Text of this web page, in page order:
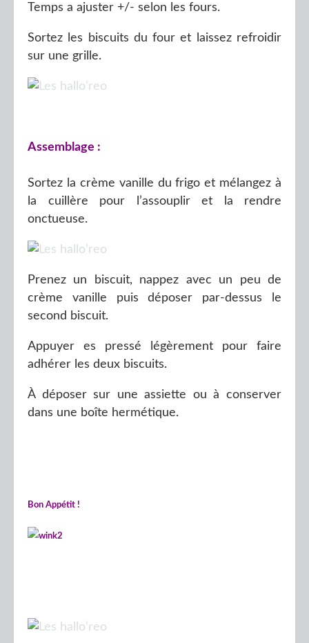
Temps a ajuster +/- selon les fours.
Sortez les biscuits du four et laissez refroidir
sur une grille.
Assemblage :
Sortez la crème vanille du frigo et mélangez à
la cuillère pour l’assouplir et la rendre
onctueuse.
Prenez un biscuit, nappez avec un peu de
crème vanille puis déposer par-dessus le
second biscuit.
Appuyer es pressé légèrement pour faire
adhérer les deux biscuits.
À déposer sur une assiette ou à conserver
dans une boîte hermétique.
Bon Appétit !